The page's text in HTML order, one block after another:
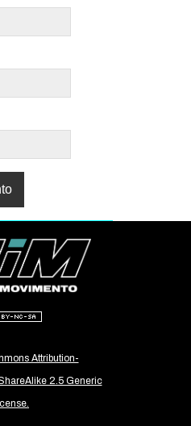
Attribution-
2.5 Generic